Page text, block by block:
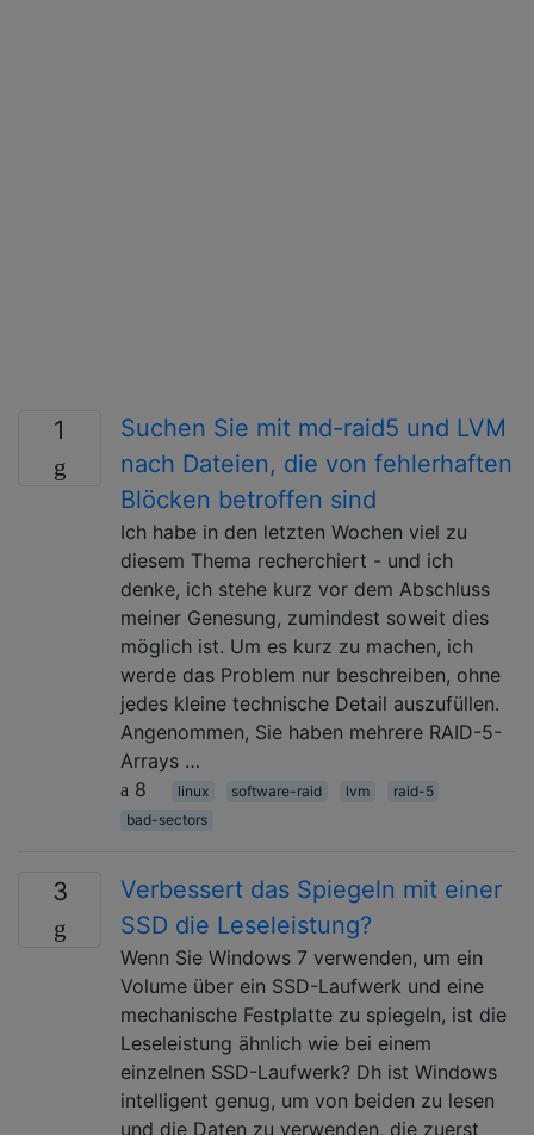
1
Suchen Sie mit md-raid5 und LVM
nach Dateien, die von fehlerhaften
Blöcken betroffen sind
Ich habe in den letzten Wochen viel zu
diesem Thema recherchiert - und ich
denke, ich stehe kurz vor dem Abschluss
meiner Genesung, zumindest soweit dies
möglich ist. Um es kurz zu machen, ich
werde das Problem nur beschreiben, ohne
jedes kleine technische Detail auszufüllen.
Angenommen, Sie haben mehrere RAID-5-
Arrays …
8
linux software-raid lvm
raid-5
bad-sectors
3
Verbessert das Spiegeln mit einer
SSD die Leseleistung?
Wenn Sie Windows 7 verwenden, um ein
Volume über ein SSD-Laufwerk und eine
mechanische Festplatte zu spiegeln, ist die
Leseleistung ähnlich wie bei einem
einzelnen SSD-Laufwerk? Dh ist Windows
intelligent genug, um von beiden zu lesen
und die Daten zu verwenden, die zuerst